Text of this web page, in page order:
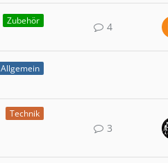
Zubehör 4
Allgemein
Technik
3